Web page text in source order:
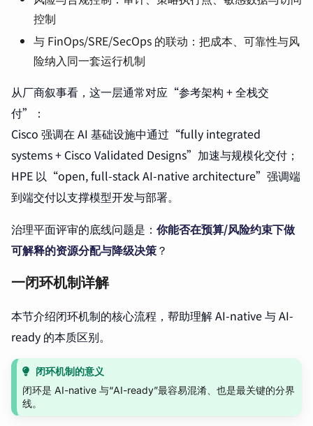
控制
与 FinOps/SRE/SecOps 的联动：把成本、可靠性与风
险纳入同一套运行机制
从厂商叙事看，这一层通常对应“参考架构 + 全栈交
付”：
Cisco 强调在 AI 基础设施中通过“fully integrated
systems + Cisco Validated Designs”加速与规模化交付；
HPE 以“open, full-stack AI-native architecture”强调端
到端交付以支撑模型开发与部署。
治理平面评审的底线问题是： 你能否在预算/风险约束下做
可解释的资源分配与降级决策？
一闭环机制详解
本节介绍闭环机制的核心流程，帮助理解 AI-native 与 AI-
ready 的本质区别。
闭环机制的意义
闭环是 AI-native 与“AI-ready”最容易混淆、也是最关键的分界
线。